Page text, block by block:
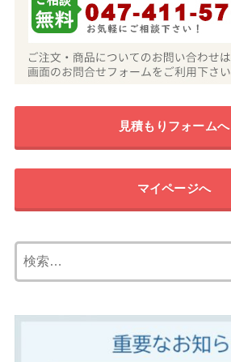
見積もりフォームへ
マイページへ
索: